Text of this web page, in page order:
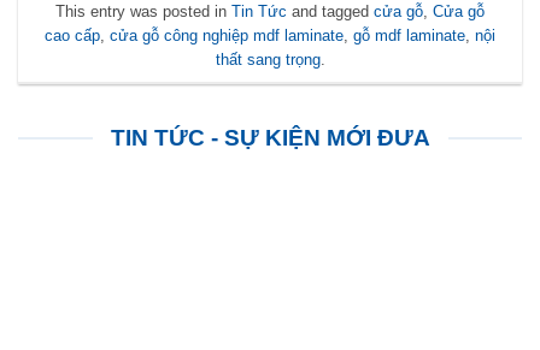
This entry was posted in Tin Tức and tagged cửa gỗ Cửa gỗ
cao cấp cửa gỗ công nghiệp mdf laminate gỗ mdf laminate nội
thất sang trọng.
TIN TỨC - SỰ KIỆN MỚI ĐƯA